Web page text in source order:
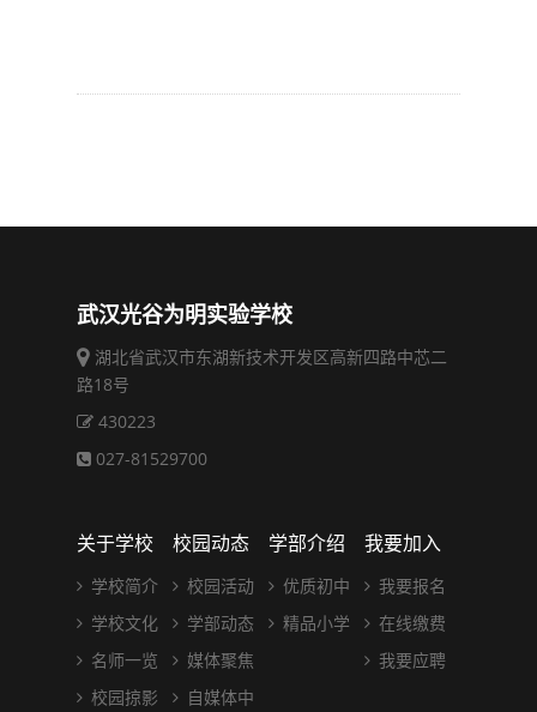
武汉光谷为明实验学校
湖北省武汉市东湖新技术开发区高新四路中芯二
路18号
430223
027-81529700
关于学校
学校简介
学校文化
名师一览
校园掠影
校园动态
校园活动
学部动态
媒体聚焦
自媒体中
学部介绍
优质初中
精品小学
我要加入
我要报名
在线缴费
我要应聘